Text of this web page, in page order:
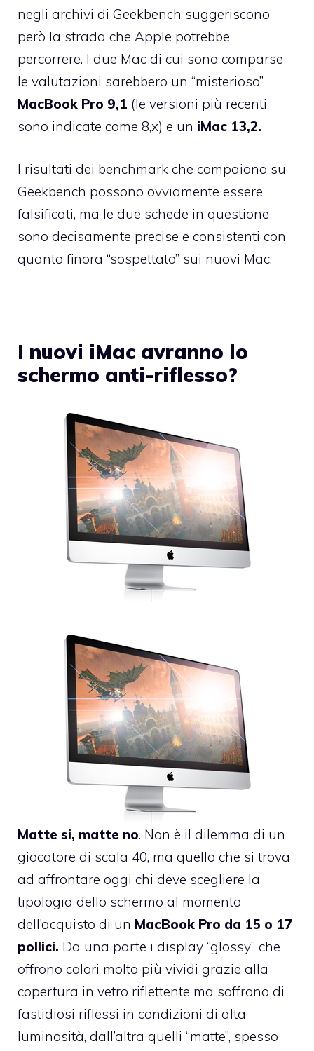
negli archivi di Geekbench suggeriscono
però la strada che Apple potrebbe
percorrere. I due Mac di cui sono comparse
le valutazioni sarebbero un “misterioso”
MacBook Pro 9,1 (le versioni più recenti
sono indicate come 8,x) e un iMac 13,2.
I risultati dei benchmark che compaiono su
Geekbench possono ovviamente essere
falsificati, ma le due schede in questione
sono decisamente precise e consistenti con
quanto finora “sospettato” sui nuovi Mac.
I nuovi iMac avranno lo
schermo anti-riflesso?
Matte si, matte no. Non è il dilemma di un
giocatore di scala 40, ma quello che si trova
ad affrontare oggi chi deve scegliere la
tipologia dello schermo al momento
dell’acquisto di un MacBook Pro da 15 o 17
pollici. Da una parte i display “glossy” che
offrono colori molto più vividi grazie alla
copertura in vetro riflettente ma soffrono di
fastidiosi riflessi in condizioni di alta
luminosità, dall’altra quelli “matte”, spesso